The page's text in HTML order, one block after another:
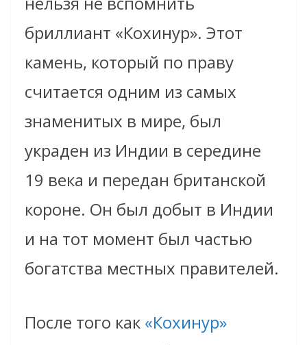
бриллиант «Кохинур». Этот
камень, который по праву
считается одним из самых
знаменитых в мире, был
украден из Индии в середине
19 века и передан британской
короне. Он был добыт в Индии
и на тот момент был частью
богатства местных правителей.
После того как «Кохинур»